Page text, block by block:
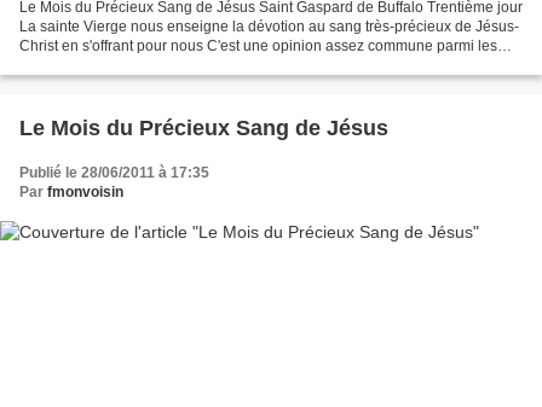
Le Mois du Précieux Sang de Jésus Saint Gaspard de Buffalo Trentième jour
La sainte Vierge nous enseigne la dévotion au sang très-précieux de Jésus-
Christ en s'offrant pour nous C'est une opinion assez commune parmi les
Le Mois du Précieux Sang de Jésus
Publié le 28/06/2011 à 17:35
Par fmonvoisin